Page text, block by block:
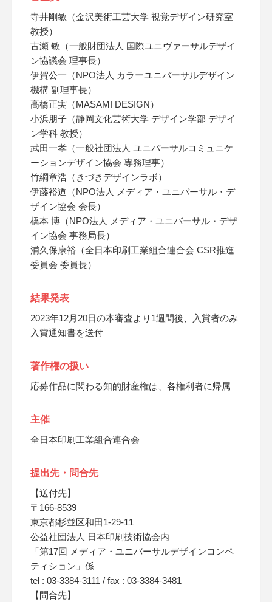
寺井剛敏（金沢美術工芸大学 視覚デザイン研究室
教授）
古瀬 敏（一般財団法人 国際ユニヴァーサルデザイ
ン協議会 理事長）
伊賀公一（NPO法人 カラーユニバーサルデザイン
機構 副理事長）
高橋正実（MASAMI DESIGN）
小浜朋子（静岡文化芸術大学 デザイン学部 デザイ
ン学科 教授）
武田一孝（一般社団法人 ユニバーサルコミュニケ
ーションデザイン協会 専務理事）
竹綱章浩（きづきデザインラボ）
伊藤裕道（NPO法人 メディア・ユニバーサル・デ
ザイン協会 会長）
橋本 博（NPO法人 メディア・ユニバーサル・デザ
イン協会 事務局長）
浦久保康裕（全日本印刷工業組合連合会 CSR推進
委員会 委員長）
結果発表
2023年12月20日の本審査より1週間後、入賞者のみ
入賞通知書を送付
著作権の扱い
応募作品に関わる知的財産権は、各権利者に帰属
主催
全日本印刷工業組合連合会
提出先・問合先
【送付先】
〒166-8539
東京都杉並区和田1-29-11
公益社団法人 日本印刷技術協会内
「第17回 メディア・ユニバーサルデザインコンペ
ティション」係
tel : 03-3384-3111 / fax : 03-3384-3481
【問合先】